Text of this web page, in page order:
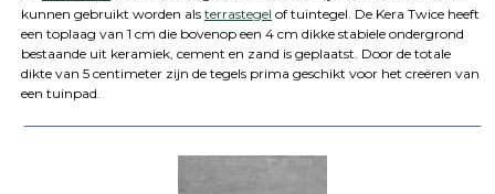
kunnen gebruikt worden als terrastegel of tuintegel. De Kera Twice heeft
een toplaag van 1 cm die bovenop een 4 cm dikke stabiele ondergrond
bestaande uit keramiek, cement en zand is geplaatst. Door de totale
dikte van 5 centimeter zijn de tegels prima geschikt voor het creëren van
een tuinpad.